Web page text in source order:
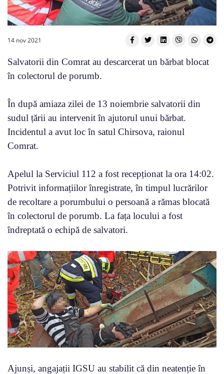
14 nov 2021
Salvatorii din Comrat au descarcerat un bărbat blocat
în colectorul de porumb.
În după amiaza zilei de 13 noiembrie salvatorii din
sudul țării au intervenit în ajutorul unui bărbat.
Incidentul a avut loc în satul Chirsova, raionul
Comrat.
Apelul la Serviciul 112 a fost recepționat la ora 14:02.
Potrivit informațiilor înregistrate, în timpul lucrărilor
de recoltare a porumbului o persoană a rămas blocată
în colectorul de porumb. La fața locului a fost
îndreptată o echipă de salvatori.
Ajunși, angajații IGSU au stabilit că din neatenție în